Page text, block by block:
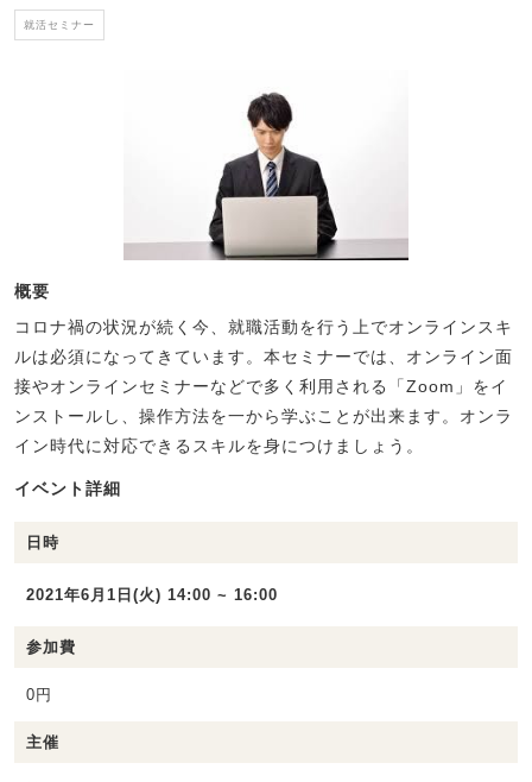
就活セミナー
概要
コロナ禍の状況が続く今、就職活動を行う上でオンラインスキ
ルは必須になってきています。本セミナーでは、オンライン面
接やオンラインセミナーなどで多く利用される「Zoom」をイ
ンストールし、操作方法を一から学ぶことが出来ます。オンラ
イン時代に対応できるスキルを身につけましょう。
イベント詳細
日時
2021年6月1日(火) 14:00 ~ 16:00
参加費
0円
主催